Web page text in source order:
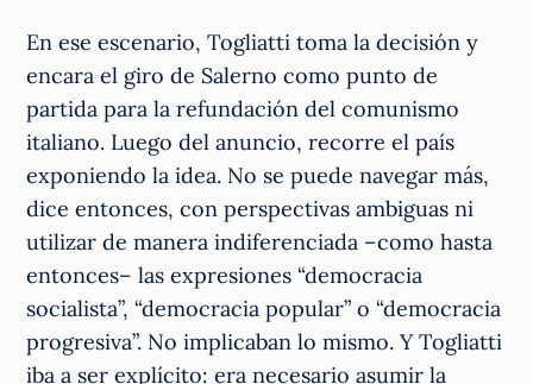
En ese escenario, Togliatti toma la decisión y
encara el giro de Salerno como punto de
partida para la refundación del comunismo
italiano. Luego del anuncio, recorre el país
exponiendo la idea. No se puede navegar más,
dice entonces, con perspectivas ambiguas ni
utilizar de manera indiferenciada –como hasta
entonces– las expresiones “democracia
socialista”, “democracia popular” o “democracia
progresiva”. No implicaban lo mismo. Y Togliatti
iba a ser explícito: era necesario asumir la